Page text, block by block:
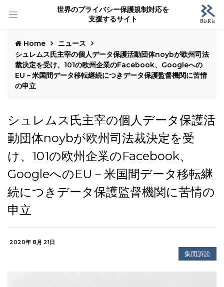
世界のプライバシー保護規制対応を
支援するサイト
Home
ニュース
シュレムス氏主宰の個人データ保護活動団体noybが欧州司法
裁決定を受け、101の欧州企業のFacebook、Googleへの
EU－米国間データ移転継続につきデータ保護監督機関に苦情
の申立
シュレムス氏主宰の個人データ保護活
動団体noybが欧州司法裁決定を受
け、101の欧州企業のFacebook、
GoogleへのEU－米国間データ移転継
続につきデータ保護監督機関に苦情の
申立
2020年 8月 21日
集団訴訟